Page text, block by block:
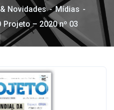
Novidades
Mídias
Projeto – 2020 nº 03